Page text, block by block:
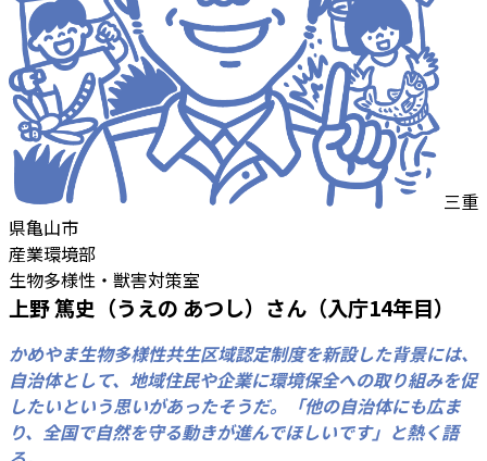
三重
県亀山市
産業環境部
生物多様性・獣害対策室
上野 篤史（うえの あつし）さん（入庁14年目）
かめやま生物多様性共生区域認定制度を新設した背景には、
自治体として、地域住民や企業に環境保全への取り組みを促
したいという思いがあったそうだ。「他の自治体にも広ま
り、全国で自然を守る動きが進んでほしいです」と熱く語